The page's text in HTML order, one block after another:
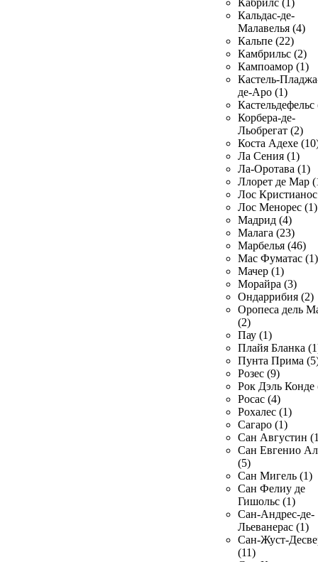
Кабрилс (1)
Кальдас-де-
Малавелья (4)
Кальпе (22)
Камбрильс (2)
Кампоамор (1)
Кастель-
де-Аро (1)
Кастельдефельс
Корбера-де-
Льобрегат (2)
Коста Адехе
Ла Сения (1)
Ла-Оротава (1)
Ллорет де Мар
Лос
Лос Менорес (1)
Мадрид (4)
Малага (23)
Марбелья (46)
Мас Фуматас (1)
Мачер (1)
Морайра (3)
Ондаррибия (2)
Оропеса дель
(2)
Пау (1)
Плайя Бланка
Пунта Прима
Розес (9)
Рок Дэль Конде
Росас (4)
Рохалес (1)
Сагаро (1)
Сан Августин
Сан Евгенио
(5)
Сан Мигель (1)
Сан Фелиу де
Гишольс (1)
Сан-Андрес-де-
Льеванерас (1)
Сан-Жуст-
(11)